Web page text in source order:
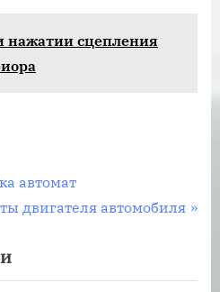
нажатии сцепления
автомат
двигателя автомобиля